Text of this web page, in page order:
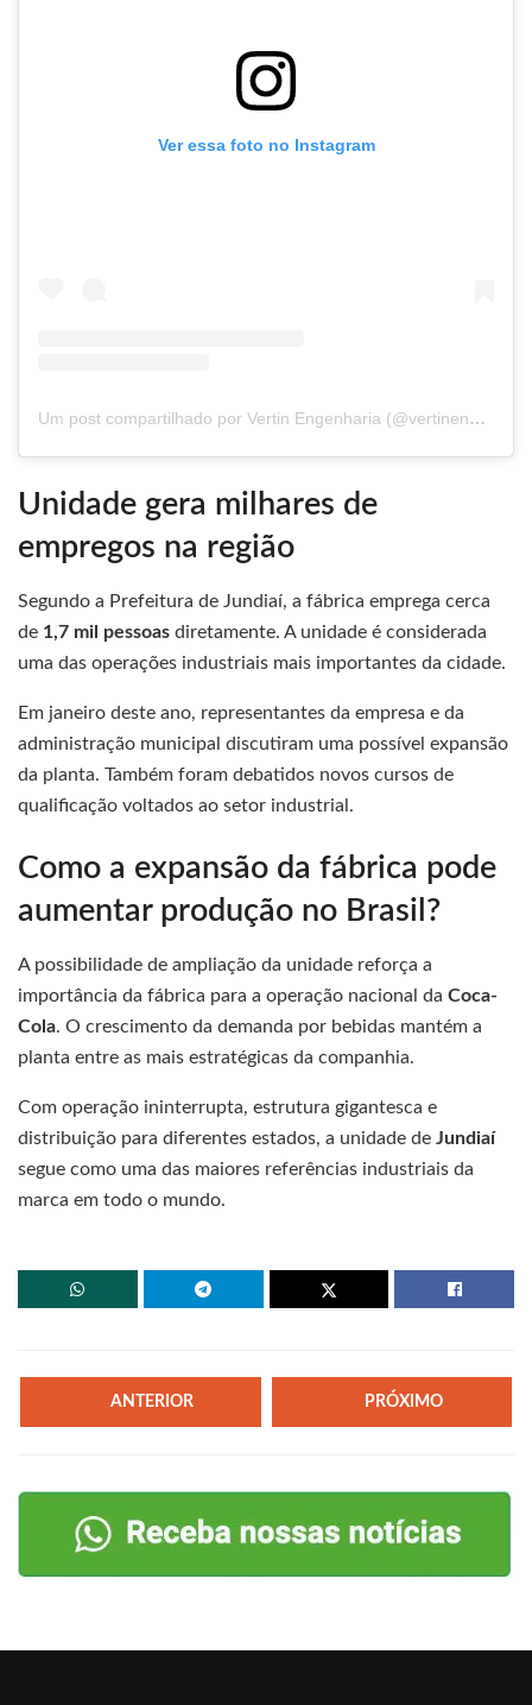
Ver essa foto no Instagram
Um post compartilhado por Vertin Engenharia (@vertinengenharia)
Unidade gera milhares de
empregos na região
Segundo a Prefeitura de Jundiaí, a fábrica emprega cerca
de 1,7 mil pessoas diretamente. A unidade é considerada
uma das operações industriais mais importantes da cidade.
Em janeiro deste ano, representantes da empresa e da
administração municipal discutiram uma possível expansão
da planta. Também foram debatidos novos cursos de
qualificação voltados ao setor industrial.
Como a expansão da fábrica pode
aumentar produção no Brasil?
A possibilidade de ampliação da unidade reforça a
importância da fábrica para a operação nacional da Coca-
Cola. O crescimento da demanda por bebidas mantém a
planta entre as mais estratégicas da companhia.
Com operação ininterrupta, estrutura gigantesca e
distribuição para diferentes estados, a unidade de Jundiaí
segue como uma das maiores referências industriais da
marca em todo o mundo.
ANTERIOR PRÓXIMO